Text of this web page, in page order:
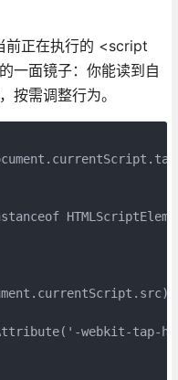
正在执行的 <script
一面镜子：你能读到自
按需调整行为。
webkit-tap-